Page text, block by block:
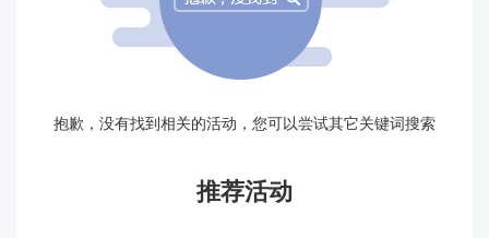
抱歉，没有找到相关的活动，您可以尝试其它关键词搜索
推荐活动